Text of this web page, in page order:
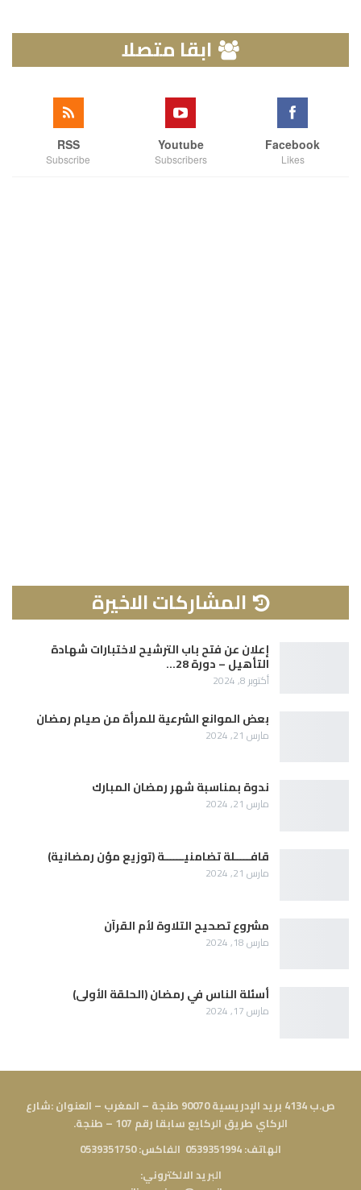
ابقا متصلا
Facebook
Likes
Youtube
Subscribers
RSS
Subscribe
المشاركات الاخيرة
إعلان عن فتح باب الترشيح لاختبارات شهادة
التأهيل – دورة 28…
أكتوبر 8, 2024
بعض الموانع الشرعية للمرأة من صيام رمضان
مارس 21, 2024
ندوة بمناسبة شهر رمضان المبارك
مارس 21, 2024
قافـــــلة تضامنيــــــة (توزيع مؤن رمضانية)
مارس 21, 2024
مشروع تصحيح التلاوة لأم القرآن
مارس 18, 2024
أسئلة الناس في رمضان (الحلقة الأولى)
مارس 17, 2024
ص.ب 4134 بريد الإدريسية 90070 طنجة – المغرب – العنوان :شارع
الركاي طريق الركايع سابقا رقم 107 – طنجة.
الهاتف: 0539351994 الفاكس: 0539351750
البريد الالكتروني: